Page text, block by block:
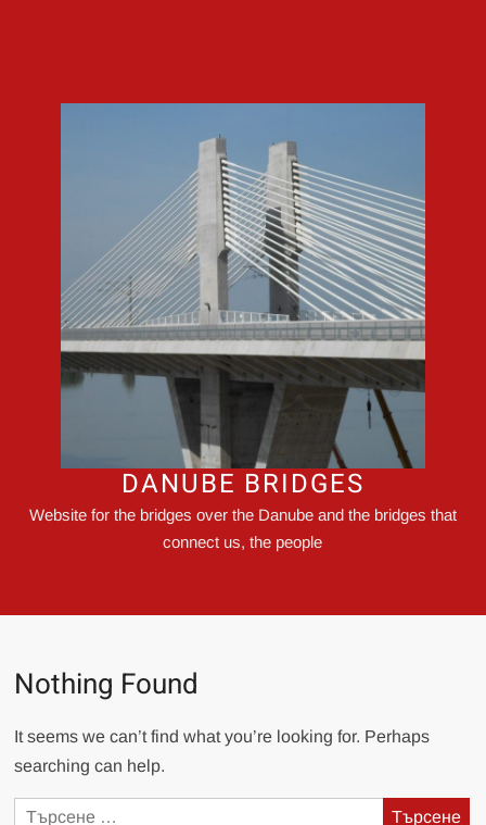
DANUBE BRIDGES
Website for the bridges over the Danube and the bridges that
connect us, the people
Nothing Found
It seems we can’t find what you’re looking for. Perhaps
searching can help.
Търсене